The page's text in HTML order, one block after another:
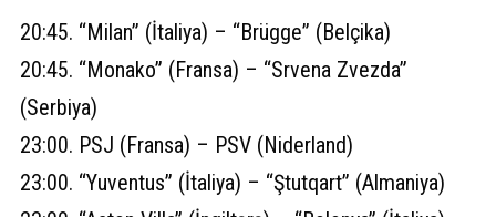
20:45. “Milan” (İtaliya) – “Brügge” (Belçika)
20:45. “Monako” (Fransa) – “Srvena Zvezda”
(Serbiya)
23:00. PSJ (Fransa) – PSV (Niderland)
23:00. “Yuventus” (İtaliya) – “Ştutqart” (Almaniya)